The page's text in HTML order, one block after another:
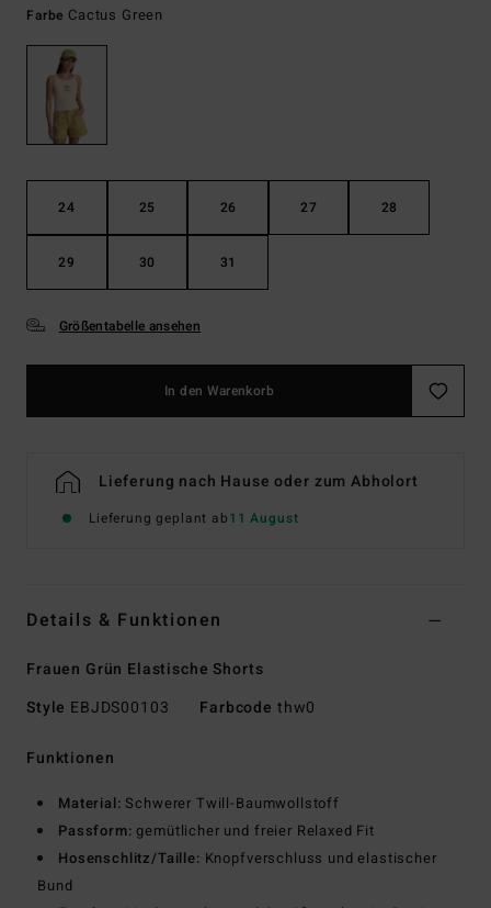
Farbe Cactus Green
24 25 26 27 28
29 30 31
Größentabelle ansehen
In den Warenkorb
Lieferung nach Hause oder zum Abholort
Lieferung geplant ab11 August
Details & Funktionen
Frauen Grün Elastische Shorts
Style EBJDS00103 Farbcode thw0
Funktionen
Material: Schwerer Twill-Baumwollstoff
Passform:gemütlicher und freier Relaxed Fit
Hosenschlitz/Taille: Knopfverschluss und elastischer
Bund